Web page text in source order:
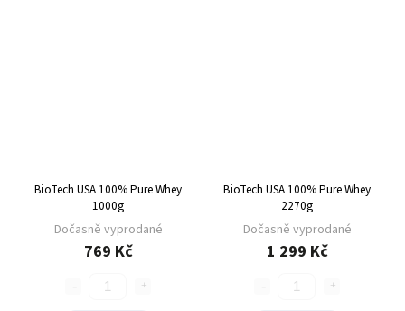
BioTech USA 100% Pure Whey
1000g
Dočasně vyprodané
769 Kč
BioTech USA 100% Pure Whey
2270g
Dočasně vyprodané
1 299 Kč